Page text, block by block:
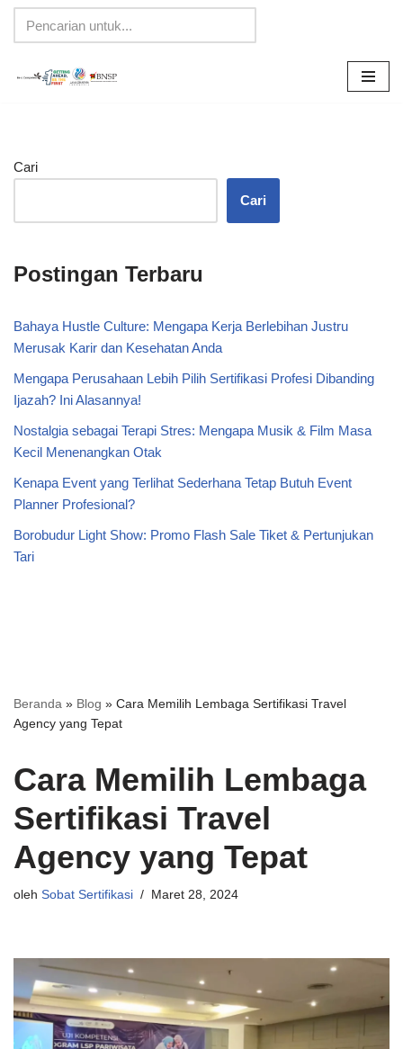
Lompat
Cari
Cari
Postingan Terbaru
Bahaya Hustle Culture: Mengapa Kerja Berlebihan Justru
Merusak Karir dan Kesehatan Anda
Mengapa Perusahaan Lebih Pilih Sertifikasi Profesi Dibanding
Ijazah? Ini Alasannya!
Nostalgia sebagai Terapi Stres: Mengapa Musik & Film Masa
Kecil Menenangkan Otak
Kenapa Event yang Terlihat Sederhana Tetap Butuh Event
Planner Profesional?
Borobudur Light Show: Promo Flash Sale Tiket & Pertunjukan
Tari
Beranda » Blog » Cara Memilih Lembaga Sertifikasi Travel
Agency yang Tepat
Cara Memilih Lembaga
Sertifikasi Travel
Agency yang Tepat
oleh Sobat Sertifikasi Maret 28, 2024